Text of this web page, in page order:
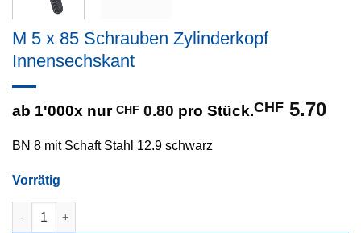
M 5 x 85 Schrauben Zylinderkopf
Innensechskant
ab 1'000x nur CHF 0.80 pro Stück.CHF 5.70
BN 8 mit Schaft Stahl 12.9 schwarz
Vorrätig
M 5 x 85 Schrauben Zylinderkopf Innensechskant Menge